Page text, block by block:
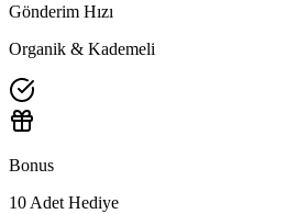
Gönderim Hızı
Organik & Kademeli
Bonus
10 Adet Hediye